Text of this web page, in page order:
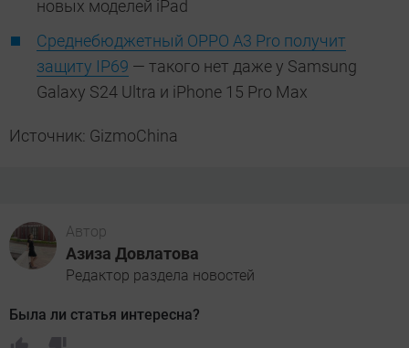
новых моделей iPad
Среднебюджетный OPPO A3 Pro получит
защиту IP69 — такого нет даже у Samsung
Galaxy S24 Ultra и iPhone 15 Pro Max
Источник: GizmoChina
Автор
Азиза Довлатова
Редактор раздела новостей
Была ли статья интересна?